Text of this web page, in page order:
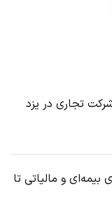
تجاری در یزد
و مالیاتی تا